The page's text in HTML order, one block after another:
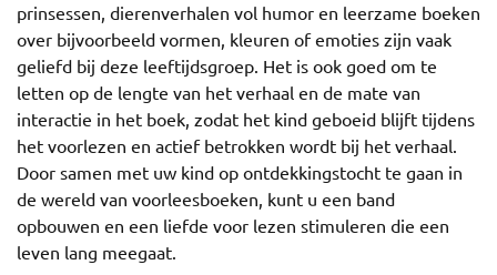
prinsessen, dierenverhalen vol humor en leerzame boeken
over bijvoorbeeld vormen, kleuren of emoties zijn vaak
geliefd bij deze leeftijdsgroep. Het is ook goed om te
letten op de lengte van het verhaal en de mate van
interactie in het boek, zodat het kind geboeid blijft tijdens
het voorlezen en actief betrokken wordt bij het verhaal.
Door samen met uw kind op ontdekkingstocht te gaan in
de wereld van voorleesboeken, kunt u een band
opbouwen en een liefde voor lezen stimuleren die een
leven lang meegaat.